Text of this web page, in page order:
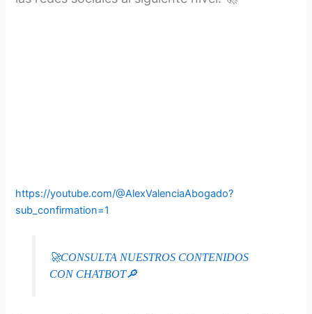
https://youtube.com/@AlexValenciaAbogado?
sub_confirmation=1
🚀CONSULTA NUESTROS CONTENIDOS
CON CHATBOT🔎